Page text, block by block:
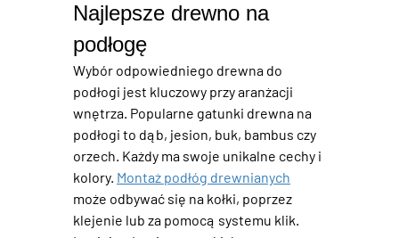
Najlepsze drewno na
podłogę
Wybór odpowiedniego drewna do
podłogi jest kluczowy przy aranżacji
wnętrza. Popularne gatunki drewna na
podłogi to dąb, jesion, buk, bambus czy
orzech. Każdy ma swoje unikalne cechy i
kolory. Montaż podłóg drewnianych
może odbywać się na kołki, poprzez
klejenie lub za pomocą systemu klik.